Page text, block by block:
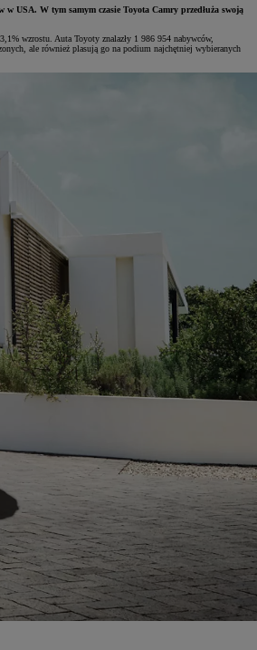
USA. W tym samym czasie Toyota Camry przedłuża swoją
wzrostu. Auta Toyoty znalazły 1 986 954 nabywców,
ale również plasują go na podium najchętniej wybieranych